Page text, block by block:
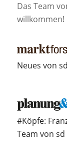
Das Team
willkommen!
Neues von
#Köpfe:
Team von